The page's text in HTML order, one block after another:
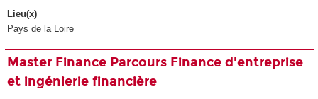
Lieu(x)
Pays de la Loire
Master Finance Parcours Finance d'entreprise
et ingénierie financière